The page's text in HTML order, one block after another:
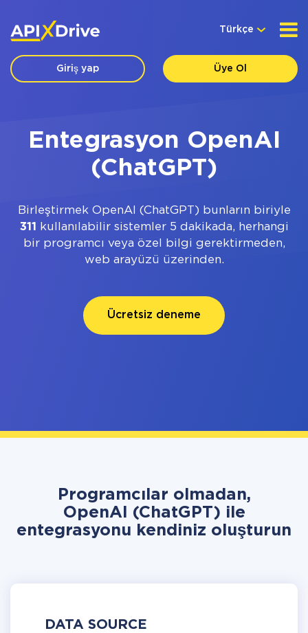
Türkçe
Giriş yap Üye Ol
Entegrasyon OpenAI
(ChatGPT)
Birleştirmek OpenAI (ChatGPT) bunların biriyle
311
kullanılabilir sistemler 5 dakikada, herhangi
bir programcı veya özel bilgi gerektirmeden,
web arayüzü üzerinden.
Ücretsiz deneme
Programcılar olmadan,
OpenAI (ChatGPT) ile
entegrasyonu kendiniz oluşturun
DATA SOURCE